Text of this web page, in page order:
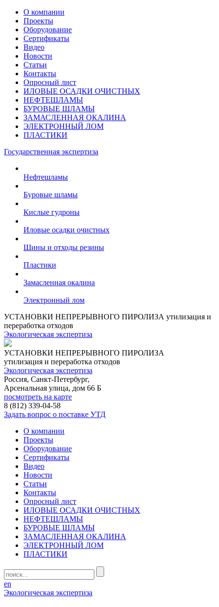
О компании
Проекты
Оборудование
Сертификаты
Видео
Новости
Статьи
Контакты
Опросный лист
ИЛОВЫЕ ОСАДКИ ОЧИСТНЫХ
НЕФТЕШЛАМЫ
БУРОВЫЕ ШЛАМЫ
ЗАМАСЛЕННАЯ ОКАЛИНА
ЭЛЕКТРОННЫЙ ЛОМ
ПЛАСТИКИ
Государственная экспертиза
Нефтешламы
Буровые шламы
Кислые гудроны
Иловые осадки очистных
Шины и отходы резины
Пластики
Замасленная окалина
Электронный лом
УСТАНОВКИ НЕПРЕРЫВНОГО ПИРОЛИЗА утилизация и
переработка отходов
Экологическая экспертиза
УСТАНОВКИ НЕПРЕРЫВНОГО ПИРОЛИЗА
утилизация и переработка отходов
Экологическая экспертиза
Россия, Санкт-Петербург,
Арсенальная улица, дом 66 Б
посмотреть на карте
8 (812) 339-04-58
Задать вопрос о поставке УТД
О компании
Проекты
Оборудование
Сертификаты
Видео
Новости
Статьи
Контакты
Опросный лист
ИЛОВЫЕ ОСАДКИ ОЧИСТНЫХ
НЕФТЕШЛАМЫ
БУРОВЫЕ ШЛАМЫ
ЗАМАСЛЕННАЯ ОКАЛИНА
ЭЛЕКТРОННЫЙ ЛОМ
ПЛАСТИКИ
en
Экологическая экспертиза